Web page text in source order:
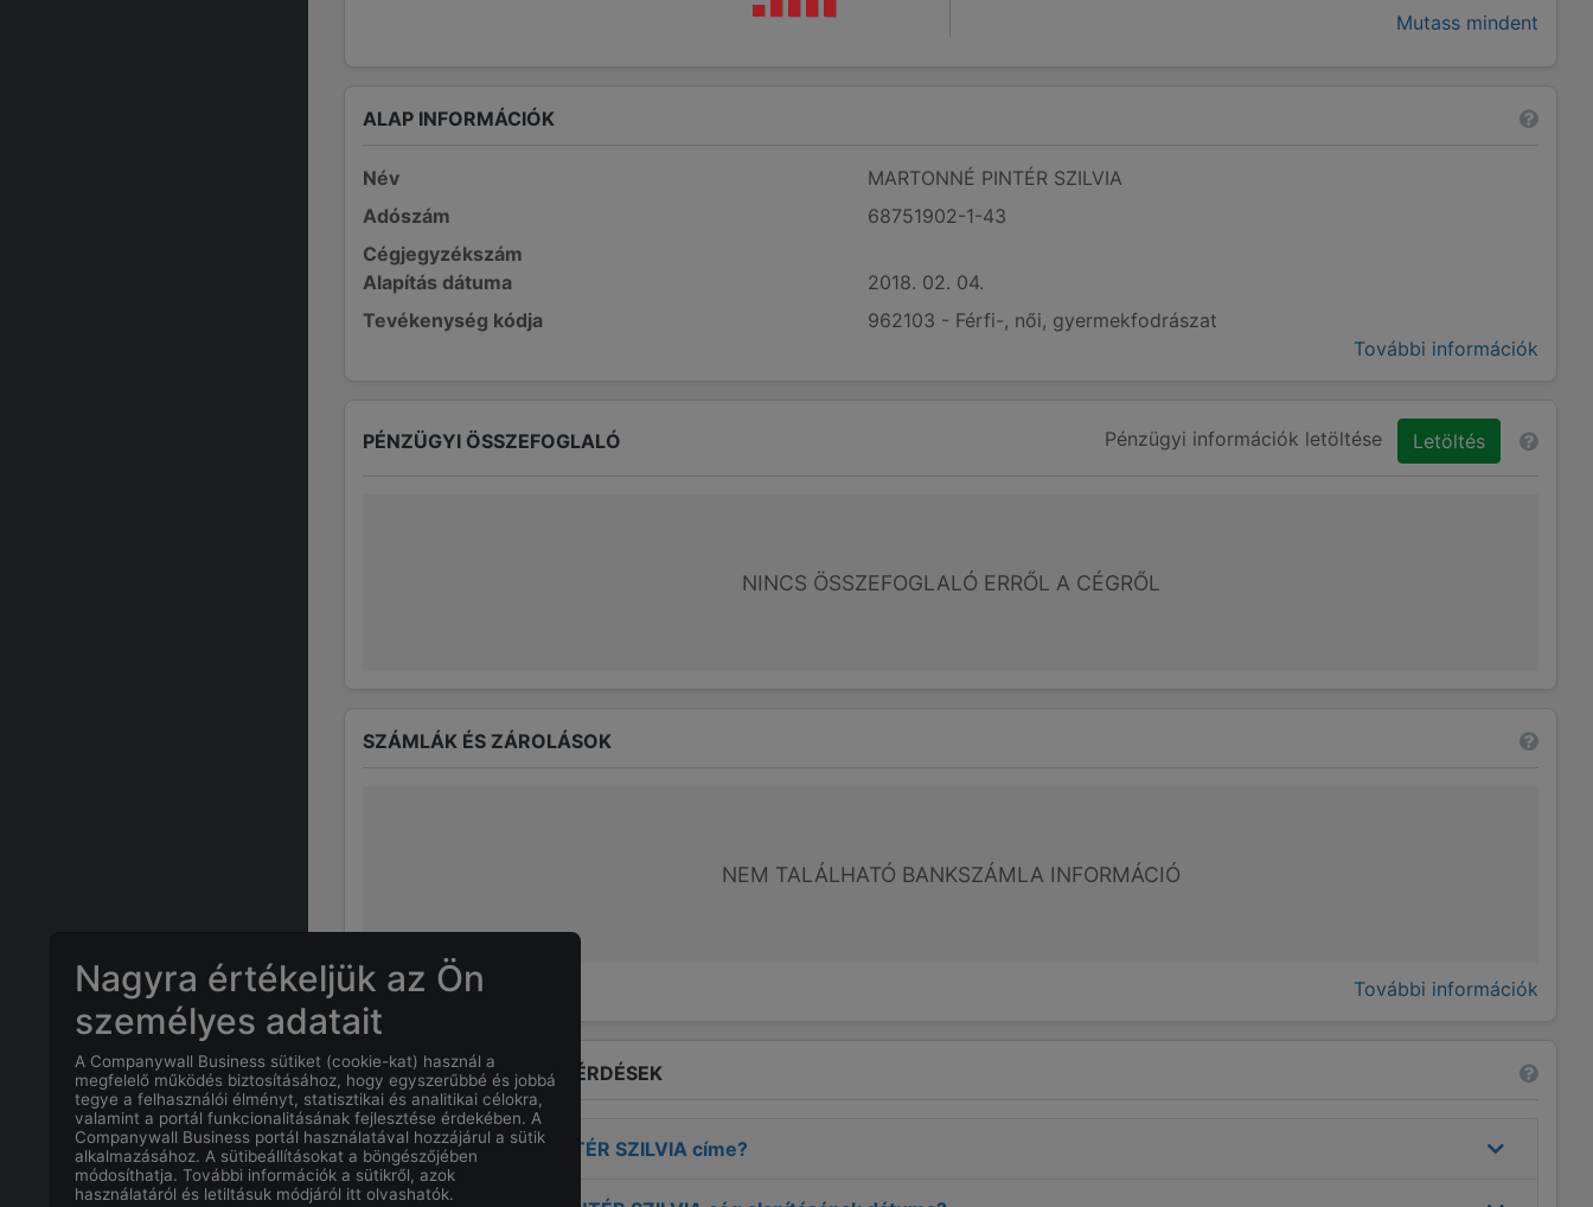
Mutass mindent
ALAP INFORMÁCIÓK
Név
MARTONNÉ PINTÉR SZILVIA
Adószám
68751902-1-43
Cégjegyzékszám
Alapítás dátuma
2018. 02. 04.
Tevékenység kódja
962103 - Férfi-, női, gyermekfodrászat
További információk
PÉNZÜGYI ÖSSZEFOGLALÓ Pénzügyi információk letöltése Letöltés
NINCS ÖSSZEFOGLALÓ ERRŐL A CÉGRŐL
SZÁMLÁK ÉS ZÁROLÁSOK
NEM TALÁLHATÓ BANKSZÁMLA INFORMÁCIÓ
További információk
GYAKRAN ISMÉTELT KÉRDÉSEK
MiMARTONNÉ PINTÉR SZILVIA címe?
Nagyra értékeljük az Ön
személyes adatait
A Companywall Business sütiket (cookie-kat) használ a
megfelelő működés biztosításához, hogy egyszerűbbé és jobbá
tegye a felhasználói élményt, statisztikai és analitikai célokra,
valamint a portál funkcionalitásának fejlesztése érdekében. A
Companywall Business portál használatával hozzájárul a sütik
alkalmazásához. A sütibeállításokat a böngészőjében
módosíthatja. További információk a sütikről, azok
használatáról és letiltásuk módjáról itt olvashatók.